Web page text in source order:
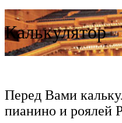
Калькулятор
Перед Вами
пианино и роялей